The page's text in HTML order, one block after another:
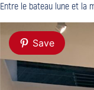
Entre le bateau lune et la
Save